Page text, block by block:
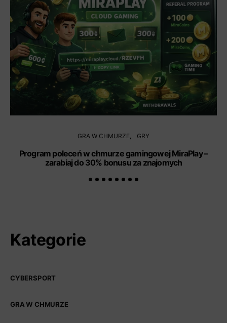
GRA W CHMURZE GRY
Program poleceń w chmurze gamingowej MiraPlay –
zarabiaj do 30% bonusu za znajomych
Kategorie
CYBERSPORT
GRA W CHMURZE